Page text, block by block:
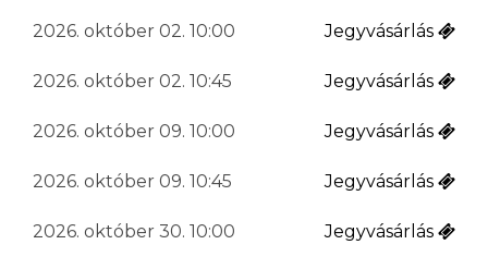
2026. október 02. 10:00 Jegyvásárlás
2026. október 02. 10:45 Jegyvásárlás
2026. október 09. 10:00 Jegyvásárlás
2026. október 09. 10:45 Jegyvásárlás
2026. október 30. 10:00 Jegyvásárlás